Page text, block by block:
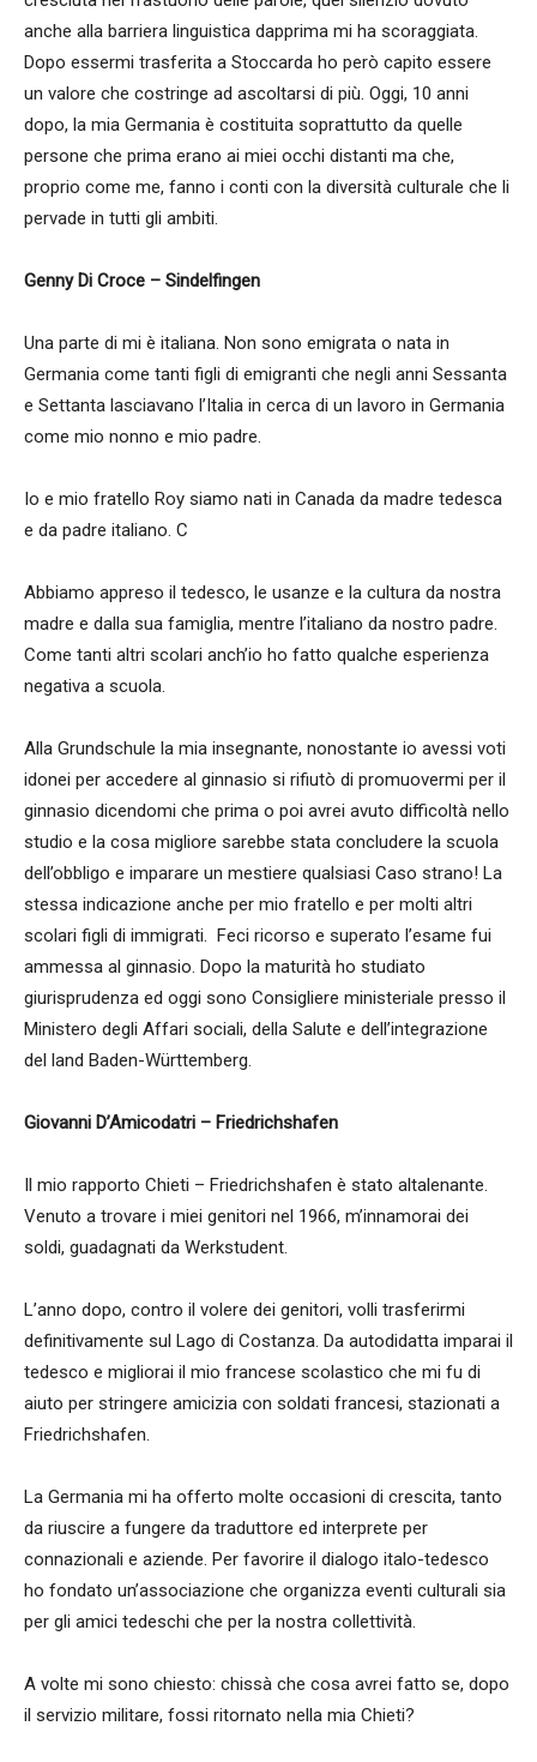
anche alla barriera linguistica dapprima mi ha scoraggiata.
Dopo essermi trasferita a Stoccarda ho però capito essere
un valore che costringe ad ascoltarsi di più. Oggi, 10 anni
dopo, la mia Germania è costituita soprattutto da quelle
persone che prima erano ai miei occhi distanti ma che,
proprio come me, fanno i conti con la diversità culturale che li
pervade in tutti gli ambiti.
Genny Di Croce – Sindelfingen
Una parte di mi è italiana. Non sono emigrata o nata in
Germania come tanti figli di emigranti che negli anni Sessanta
e Settanta lasciavano l’Italia in cerca di un lavoro in Germania
come mio nonno e mio padre.
Io e mio fratello Roy siamo nati in Canada da madre tedesca
e da padre italiano. C
Abbiamo appreso il tedesco, le usanze e la cultura da nostra
madre e dalla sua famiglia, mentre l’italiano da nostro padre.
Come tanti altri scolari anch’io ho fatto qualche esperienza
negativa a scuola.
Alla Grundschule la mia insegnante, nonostante io avessi voti
idonei per accedere al ginnasio si rifiutò di promuovermi per il
ginnasio dicendomi che prima o poi avrei avuto difficoltà nello
studio e la cosa migliore sarebbe stata concludere la scuola
dell’obbligo e imparare un mestiere qualsiasi Caso strano! La
stessa indicazione anche per mio fratello e per molti altri
scolari figli di immigrati. Feci ricorso e superato l’esame fui
ammessa al ginnasio. Dopo la maturità ho studiato
giurisprudenza ed oggi sono Consigliere ministeriale presso il
Ministero degli Affari sociali, della Salute e dell’integrazione
del land Baden-Württemberg.
Giovanni D’Amicodatri – Friedrichshafen
Il mio rapporto Chieti – Friedrichshafen è stato altalenante.
Venuto a trovare i miei genitori nel 1966, m’innamorai dei
soldi, guadagnati da Werkstudent.
L’anno dopo, contro il volere dei genitori, volli trasferirmi
definitivamente sul Lago di Costanza. Da autodidatta imparai il
tedesco e migliorai il mio francese scolastico che mi fu di
aiuto per stringere amicizia con soldati francesi, stazionati a
Friedrichshafen.
La Germania mi ha offerto molte occasioni di crescita, tanto
da riuscire a fungere da traduttore ed interprete per
connazionali e aziende. Per favorire il dialogo italo-tedesco
ho fondato un’associazione che organizza eventi culturali sia
per gli amici tedeschi che per la nostra collettività.
A volte mi sono chiesto: chissà che cosa avrei fatto se, dopo
il servizio militare, fossi ritornato nella mia Chieti?